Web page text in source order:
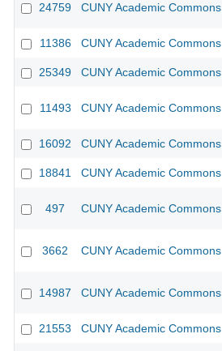
24759 CUNY Academic Commons
11386 CUNY Academic Commons
25349 CUNY Academic Commons
11493 CUNY Academic Commons
16092 CUNY Academic Commons
18841 CUNY Academic Commons
497 CUNY Academic Commons
3662 CUNY Academic Commons
14987 CUNY Academic Commons
21553 CUNY Academic Commons